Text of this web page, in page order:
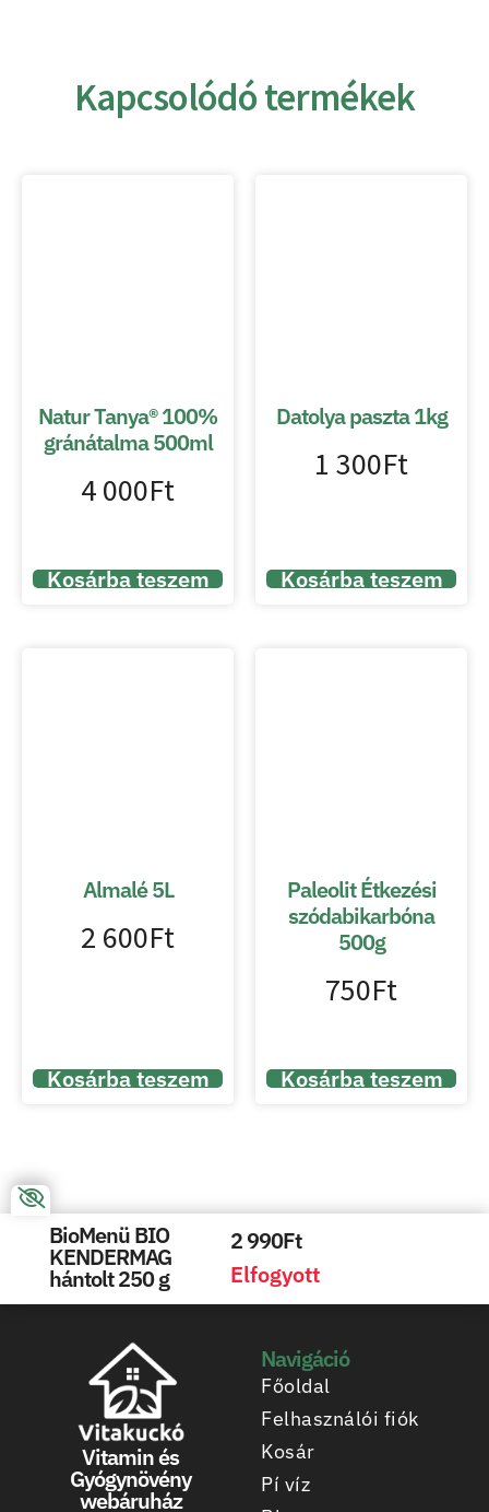
Kapcsolódó termékek
Natur Tanya® 100%
gránátalma 500ml
4 000Ft
Kosárba teszem
Datolya paszta 1kg
1 300Ft
Kosárba teszem
Almalé 5L
2 600Ft
Kosárba teszem
Paleolit Étkezési
szódabikarbóna
500g
750Ft
Kosárba teszem
BioMenü BIO
KENDERMAG
hántolt 250 g
2 990Ft
Elfogyott
Vitamin és
Gyógynövény
webáruház
Navigáció
Főoldal
Felhasználói fiók
Kosár
Pí víz